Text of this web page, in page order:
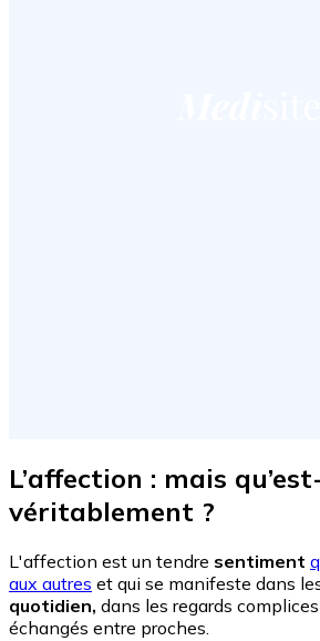
L’affection : mais
véritablement ?
L'affection est un tendre sentiment
aux autres et qui se manifeste dans
quotidien, dans les regards
échangés entre proches.